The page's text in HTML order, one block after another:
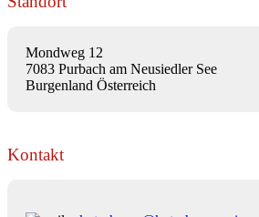
Mondweg 12
7083 Purbach am Neusiedler See
Burgenland Österreich
Kontakt